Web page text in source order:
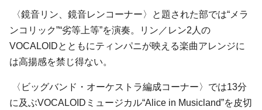
〈鏡音リン、鏡音レンコーナー〉と題された部では“メラ
ンコリック”“劣等上等”を演奏。リン／レン2人の
VOCALOIDとともにティンパニが映える楽曲アレンジに
は高揚感を禁じ得ない。
〈ビッグバンド・オーケストラ編成コーナー〉では13分
に及ぶVOCALOIDミュージカル“Alice in Musicland”を皮切